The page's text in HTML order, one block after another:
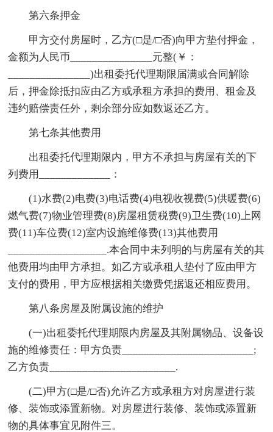
第六条押金
甲方交付房屋时，乙方(□是/□否)向甲方垫付押金，
金额为人民币_______________元整(￥：
_______________)出租委托代理期限届满或合同解除
后，押金除抵扣应由乙方或承租方承担的费用、租金及
违约赔偿责任外，剩余部分应如数返还乙方。
第七条其他费用
出租委托代理期限内，甲方不承担与房屋有关的下
列费用_____________：
(1)水费(2)电费(3)电话费(4)电视收视费(5)供暖费(6)
燃气费(7)物业管理费(8)房屋租赁税费(9)卫生费(10)上网
费(11)车位费(12)室内设施维修费(13)其他费用
__________________.本合同中未列明的与房屋有关的其
他费用均由甲方承担。如乙方或承租人垫付了应由甲方
支付的费用，甲方应根据相关缴费凭据返还相应费用。
第八条房屋及附属设施的维护
(一)出租委托代理期限内房屋及其附属物品、设备设
施的维修责任：甲方负责________________________;
乙方负责_______________________.
(二)甲方(□是/□否)允许乙方或承租方对房屋进行装
修、装饰或添置新物。对房屋进行装修、装饰或添置新
物的具体事宜见附件三。